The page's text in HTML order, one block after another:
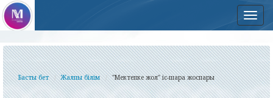
Басты бет Жалпы білім "Мектепке жол" іс-шара жоспары